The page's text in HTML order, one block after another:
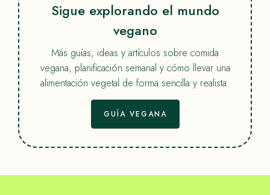
Sigue explorando el mundo
vegano
Más guías, ideas y artículos sobre comida
vegana, planificación semanal y cómo llevar una
alimentación vegetal de forma sencilla y realista.
GUÍA VEGANA